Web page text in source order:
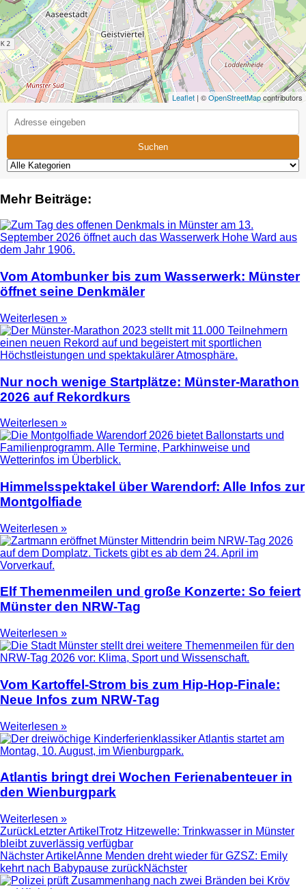
Leaflet | ©OpenStreetMapcontributors
Suchen
Mehr Beiträge:
Vom Atombunker bis zum Wasserwerk: Münster
öffnet seine Denkmäler
Weiterlesen »
Nur noch wenige Startplätze: Münster-Marathon
2026 auf Rekordkurs
Weiterlesen »
Himmelsspektakel über Warendorf: Alle Infos zur
Montgolfiade
Weiterlesen »
Elf Themenmeilen und große Konzerte: So feiert
Münster den NRW-Tag
Weiterlesen »
Vom Kartoffel-Strom bis zum Hip-Hop-Finale:
Neue Infos zum NRW-Tag
Weiterlesen »
Atlantis bringt drei Wochen Ferienabenteuer in
den Wienburgpark
Weiterlesen »
ZurückLetzter Artikel Trotz Hitzewelle: Trinkwasser in Münster
bleibt zuverlässig verfügbar
Nächster Artikel Anne Menden dreht wieder für GZSZ: Emily
kehrt nach Babypause zurückNächster